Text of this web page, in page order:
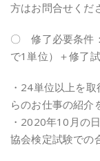
方はお問合せくだ
〇 修了必要条件
で1単位）＋修了
・24単位以上を
らのお仕事の紹介
・2020年10月の
協会検定試験での